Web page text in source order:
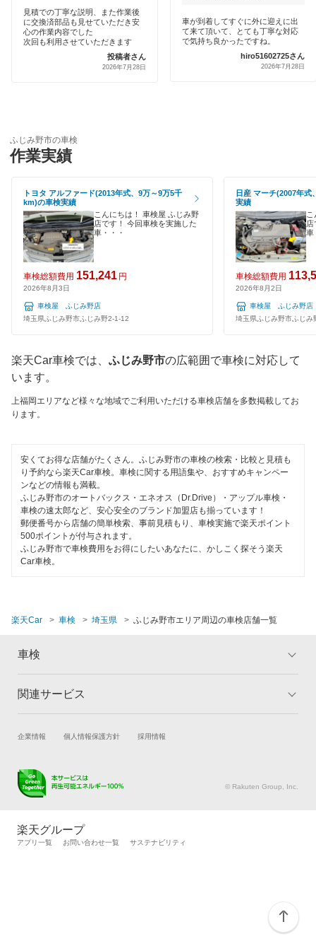
川口市
北本市
久喜市
熊谷市
鴻巣市
越谷市
児玉郡
幸手市
狭山市
白岡市
草加市
秩父郡
秩父市
蓮田市
東松山市
日高市
クレジットカードOK
土日祝OK
ハイブリッド車OK
120分以内の車検
1日車検
夜間受付
整備保証
コンピューター診断
閉じる
車検館
コスモの車検
車検のコバック
GTNET×カフェ車検
キグナス車検
ホリデー車検
ヤジマ石油車検
日産自動車販売
エネフリ車検
閉じる
見積での丁寧な説明、また作業後
に交換済部品も見せていただき安
心の作業内容でした
次回も利用させていただきます
投稿者さん
2026年7月28日
車が到着してすぐに外に迎えに出
て来て頂いて、とても丁寧な対応
で気持ち良かったですね。
hiro51602725さん
2026年7月28日
ふじみ野市の車検
作業実績
トヨタ アルファード(2013年式、9万～9万5千
km)の車検実績
こんにちは！ 車検屋 ふじみ野
店です！ 今回車検を実施した
車・・・
車検総額費用 151,241 円
2026年8月3日
車検屋 ふじみ野店
埼玉県ふじみ野市ふじみ野2-1-12
日産 マーチ(2007年式
実績
こ
店
車
車検総額費用
2026年8月2日
車検屋 ふじみ野店
埼玉県ふじみ野市ふじみ
楽天Car車検では、 ふじみ野市の広範囲で車検に対応して
います。
上福岡エリアなど様々な地域でご利用いただける車検店舗を多数掲載してお
ります。
安くてお得な店舗がたくさん。ふじみ野市の車検の検索・比較と見積も
り予約なら楽天Car車検。車検に関する用語集や、おすすめキャンペー
ンなどの情報も満載。
ふじみ野市のオートバックス・エネオス（Dr.Drive）・アップル車検・
車検の速太郎など、安心安全のブランド加盟店も揃っています！
郵便番号から店舗の簡単検索、事前見積もり、車検実施で楽天ポイント
500ポイントが付与されます。
ふじみ野市で車検費用をお得にしたいあなたに、かしこく探そう楽天
Car車検。
楽天Car 車検 埼玉県 ふじみ野市エリア周辺の車検店舗一覧
車検
トップ
車検の基礎知識 キャンペーン一覧
関連サービス
試乗・商談 新車購入
キズ修理予約
メンテナンス管理
タイヤ交換サービス
自動車カタログ 自動車保険
企業情報 個人情報保護方針 採用情報
© Rakuten Group, Inc.
楽天グループ
アプリ一覧 お問い合わせ一覧 サステナビリティ